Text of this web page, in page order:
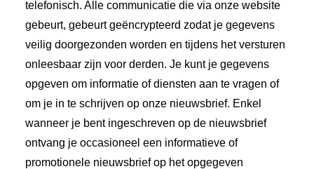
telefonisch. Alle communicatie die via onze website
gebeurt, gebeurt geëncrypteerd zodat je gegevens
veilig doorgezonden worden en tijdens het versturen
onleesbaar zijn voor derden. Je kunt je gegevens
opgeven om informatie of diensten aan te vragen of
om je in te schrijven op onze nieuwsbrief. Enkel
wanneer je bent ingeschreven op de nieuwsbrief
ontvang je occasioneel een informatieve of
promotionele nieuwsbrief op het opgegeven